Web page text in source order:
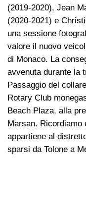
(2019-2020), Jean
(2020-2021) e
una sessione
valore il nuovo
di Monaco. La
avvenuta durante la
Passaggio del
Rotary Club
Beach Plaza, alla
Marsan. Ricordiamo
appartiene al
sparsi da Tolone a